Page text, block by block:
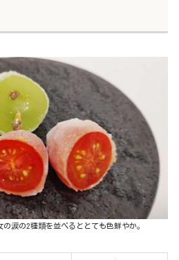
涙の2種類を並べるととても色鮮やか。